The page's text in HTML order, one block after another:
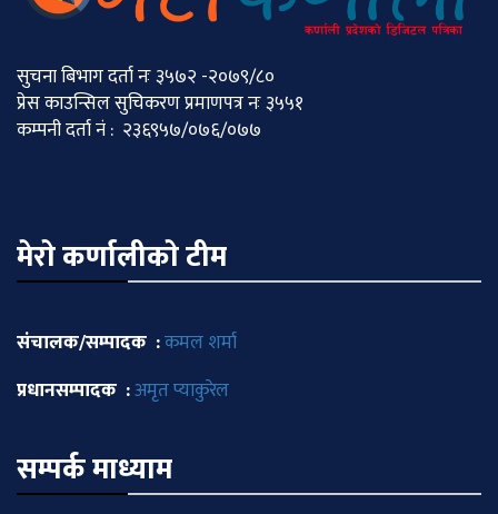
सुचना बिभाग दर्ता नः ३५७२ -२०७९/८०
प्रेस काउन्सिल सुचिकरण प्रमाणपत्र नः ३५५१
कम्पनी दर्ता नं : २३६९५७/०७६/०७७
मेराे कर्णालीकाे टीम
संचालक/सम्पादक :कमल शर्मा
प्रधानसम्पादक :अमृत प्याकुरेल
सम्पर्क माध्याम